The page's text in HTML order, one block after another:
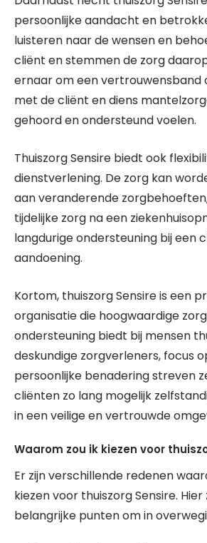
persoonlijke aandacht en
luisteren naar de wensen en
cliënt en stemmen de zorg
ernaar om een vertrouwensband
met de cliënt en diens
gehoord en ondersteund voelen.
Thuiszorg Sensire biedt ook
dienstverlening. De zorg kan
aan veranderende
tijdelijke zorg na een
langdurige ondersteuning bij een
aandoening.
Kortom, thuiszorg Sensire is een
organisatie die hoogwaardige
ondersteuning biedt bij mensen
deskundige zorgverleners, focus
persoonlijke benadering streven
cliënten zo lang mogelijk
in een veilige en vertrouwde
Waarom zou ik kiezen voor
Er zijn verschillende redenen
kiezen voor thuiszorg Sensire. Hier
belangrijke punten om in